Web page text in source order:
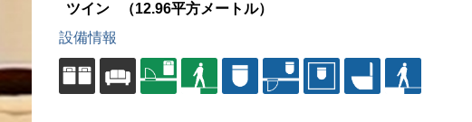
ツイン
（12.96平方メートル）
設備情報